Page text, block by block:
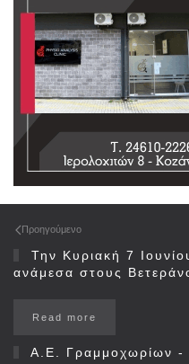
Προηγούμενο
Την Κυριακή 7
ανάμεσα στους
Read more
Α.Ε. Γραμμοχωρίων -